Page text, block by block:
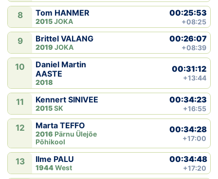
8 Tom HANMER
2015JOKA
00:25:53
+08:25
9 Brittel VALANG
2019 JOKA
00:26:07
+08:39
10
Daniel Martin
AASTE
2018
00:31:12
+13:44
11 Kennert SINIVEE
2015SK
00:34:23
+16:55
12 Marta TEFFO
2016 Pärnu Ülejõe
Põhikool
00:34:28
+17:00
13 Ilme PALU
1944West
00:34:48
+17:20